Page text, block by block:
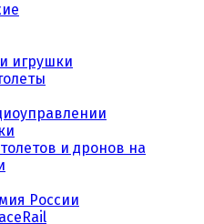
игрушки
и дронов на
России